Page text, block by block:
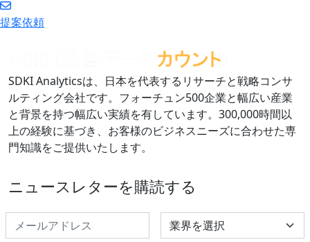
提案依頼
SDKI Analyticsは、日本を代表するリサーチと戦略コンサ
ルティング会社です。フォーチュン500企業と幅広い産業
と背景を持つ幅広い実績を有しています。300,000時間以
上の経験に基づき、お客様のビジネスニーズに合わせた専
門知識をご提供いたします。
ニュースレターを購読する
Select Industry